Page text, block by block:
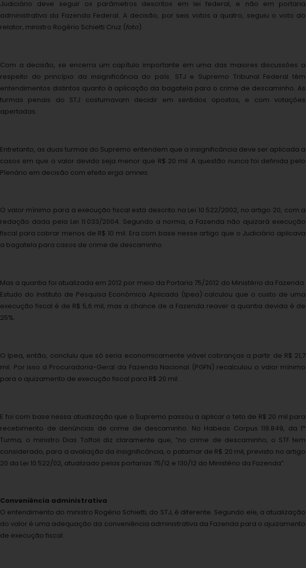
Judiciário deve seguir os parâmetros descritos em lei federal, e não em portaria
administrativa da Fazenda Federal. A decisão, por seis votos a quatro, seguiu o voto do
relator, ministro Rogério Schietti Cruz (foto).
Com a decisão, se encerra um capítulo importante em uma das maiores discussões a
respeito do princípio da insignificância do país. STJ e Supremo Tribunal Federal têm
entendimentos distintos quanto à aplicação da bagatela para o crime de descaminho. As
turmas penais do STJ costumavam decidir em sentidos opostos, e com votações
apertadas.
Entretanto, as duas turmas do Supremo entendem que a insignificância deve ser aplicada a
casos em que o valor devido seja menor que R$ 20 mil. A questão nunca foi definida pelo
Plenário em decisão com efeito erga omnes.
O valor mínimo para a execução fiscal está descrito na Lei 10.522/2002, no artigo 20, com a
redação dada pela Lei 11.033/2004. Segundo a norma, a Fazenda não ajuizará execução
fiscal para cobrar menos de R$ 10 mil. Era com base nesse artigo que o Judiciário aplicava
a bagatela para casos de crime de descaminho.
Mas a quantia foi atualizada em 2012 por meio da Portaria 75/2012 do Ministério da Fazenda.
Estudo do Instituto de Pesquisa Econômica Aplicada (Ipea) calculou que o custo de uma
execução fiscal é de R$ 5,6 mil, mas a chance de a Fazenda reaver a quantia devida é de
25%.
O Ipea, então, concluiu que só seria economicamente viável cobranças a partir de R$ 21,7
mil. Por isso a Procuradoria-Geral da Fazenda Nacional (PGFN) recalculou o valor mínimo
para o ajuizamento de execução fiscal para R$ 20 mil.
E foi com base nessa atualização que o Supremo passou a aplicar o teto de R$ 20 mil para
recebimento de denúncias de crime de descaminho. No Habeas Corpus 119.849, da 1ª
Turma, o ministro Dias Toffoli diz claramente que, “no crime de descaminho, o STF tem
considerado, para a avaliação da insignificância, o patamar de R$ 20 mil, previsto no artigo
20 da Lei 10.522/02, atualizado pelas portarias 75/12 e 130/12 do Ministério da Fazenda”.
Conveniência administrativa
O entendimento do ministro Rogério Schietti, do STJ, é diferente. Segundo ele, a atualização
do valor é uma adequação da conveniência administrativa da Fazenda para o ajuizamento
de execução fiscal.